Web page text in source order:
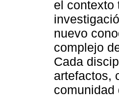
el contexto
nuevo
complejo
Cada
artefactos,
comunidad